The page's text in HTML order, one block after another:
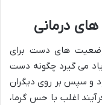
های درمانی
وضعیت های دست برای
یاد می گیرد چگونه دست
و سپس بر روی دیگران
اغلب با حس گرما،